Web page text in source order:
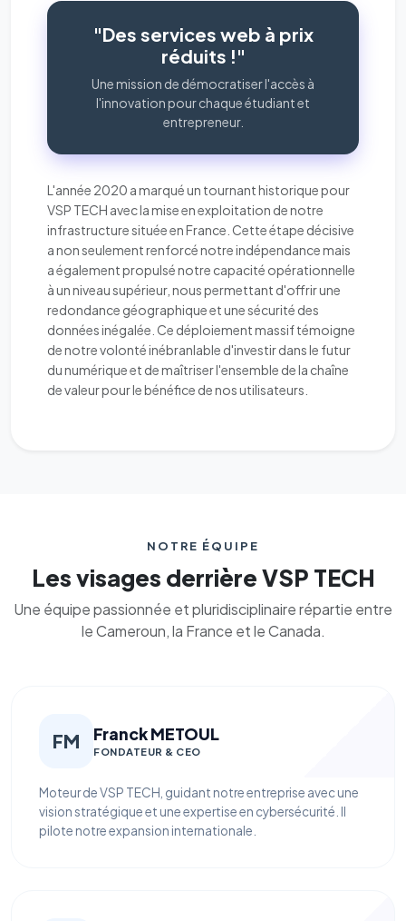
"Des services web à prix
réduits !"
Une mission de démocratiser l'accès à
l'innovation pour chaque étudiant et
entrepreneur.
L'année 2020 a marqué un tournant historique pour
VSP TECH avec la mise en exploitation de notre
infrastructure située en France. Cette étape décisive
a non seulement renforcé notre indépendance mais
a également propulsé notre capacité opérationnelle
à un niveau supérieur, nous permettant d'offrir une
redondance géographique et une sécurité des
données inégalée. Ce déploiement massif témoigne
de notre volonté inébranlable d'investir dans le futur
du numérique et de maîtriser l'ensemble de la chaîne
de valeur pour le bénéfice de nos utilisateurs.
NOTRE ÉQUIPE
Les visages derrière VSP TECH
Une équipe passionnée et pluridisciplinaire répartie entre
le Cameroun, la France et le Canada.
FM Franck METOUL
FONDATEUR & CEO
Moteur de VSP TECH, guidant notre entreprise avec une
vision stratégique et une expertise en cybersécurité. Il
pilote notre expansion internationale.